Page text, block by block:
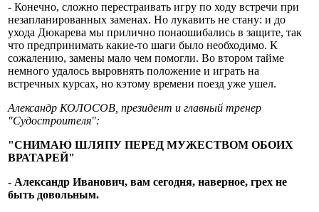
- Конечно, сложно перестраивать игру по ходу встречи при
незапланированных заменах. Но лукавить не стану: и до
ухода Дюкарева мы прилично понаошибались в защите, так
что предпринимать какие-то шаги было необходимо. К
сожалению, замены мало чем помогли. Во втором тайме
немного удалось выровнять положение и играть на
встречных курсах, но кэтому времени поезд уже ушел.
Александр КОЛОСОВ, президент и главный тренер
"Судостроителя":
"СНИМАЮ ШЛЯПУ ПЕРЕД МУЖЕСТВОМ ОБОИХ
ВРАТАРЕЙ"
- Александр Иванович, вам сегодня, наверное, грех не
быть довольным.